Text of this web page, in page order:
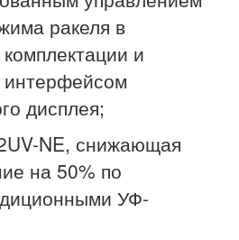
ракеля в
и
дисплея;
NE, снижающая
на 50% по
УФ-